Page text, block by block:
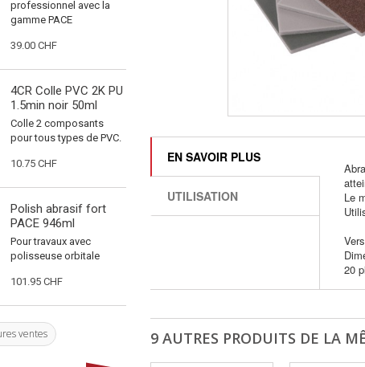
EN SAVOIR PLUS
UTILISATION
Le
20
9 AUTRES PRODUITS DE LA
professionnel avec la
gamme PACE
39.00 CHF
4CR Colle PVC 2K PU
1.5min noir 50ml
Colle 2 composants
pour tous types de PVC.
10.75 CHF
Polish abrasif fort
PACE 946ml
Pour travaux avec
polisseuse orbitale
101.95 CHF
ventes